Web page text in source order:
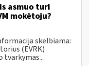
asmuo turi
mokėtoju?
skelbiama:
(EVRK)
tvarkymas...